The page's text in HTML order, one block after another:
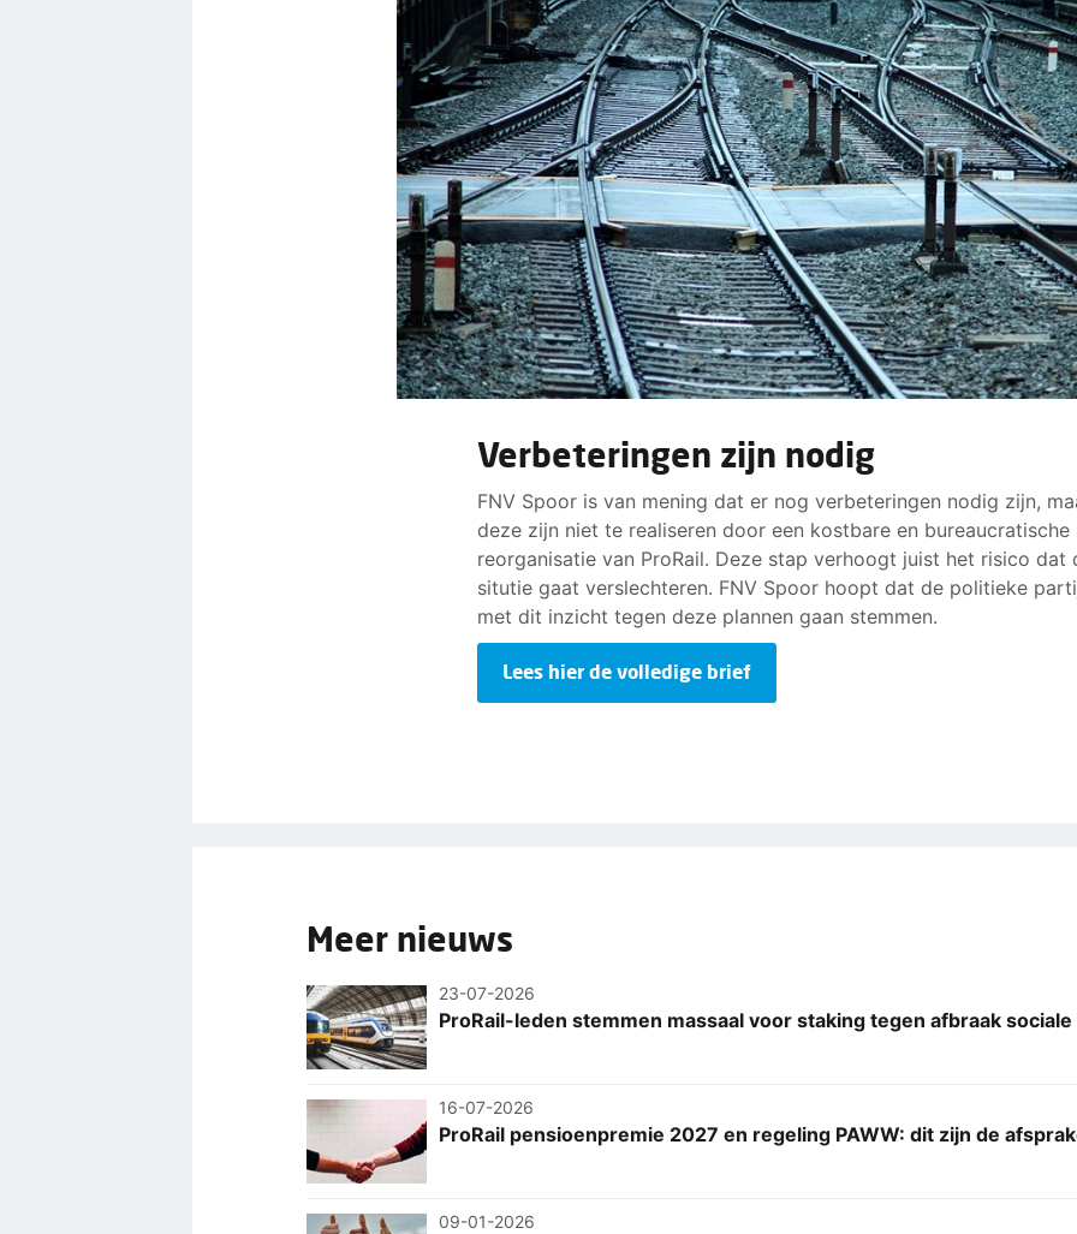
Verbeteringen zijn nodig
FNV Spoor is van mening dat er nog verbeteringen nodig zijn,
deze zijn niet te realiseren door een kostbare en bureaucratische
reorganisatie van ProRail. Deze stap verhoogt juist het risico dat
situtie gaat verslechteren. FNV Spoor hoopt dat de politieke
met dit inzicht tegen deze plannen gaan stemmen.
Lees hier de volledige brief
Meer nieuws
23-07-2026
ProRail-leden stemmen massaal voor staking tegen afbraak
16-07-2026
ProRail pensioenpremie 2027 en regeling PAWW: dit zijn de
09-01-2026